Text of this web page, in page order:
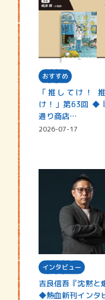
おすすめ
「推してけ！
け！」第63回 ◆
通り商店…
2026-07-17
インタビュー
吉良信吾『沈黙と
◆熱血新刊インタ